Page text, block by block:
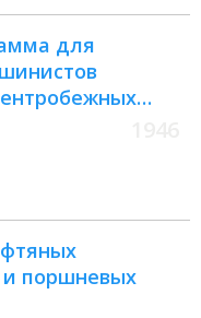
для
1946 г.
поршневых